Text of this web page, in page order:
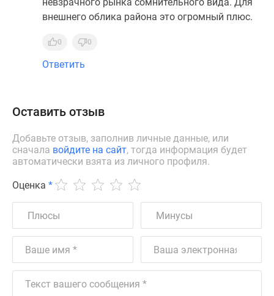
невзрачного рынка сомнительного вида. Для
внешнего облика района это огромный плюс.
0 0
Ответить
Оставить отзыв
Добавьте отзыв, заполнив личные данные, или
сначала войдите на сайт, тогда информация будет
автоматически взята из личного профиля.
Оценка *